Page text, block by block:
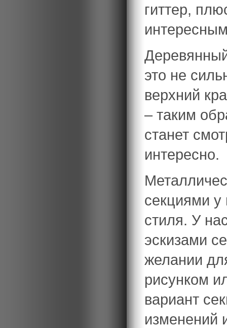
гиттер,
это не
верхний
– таким
станет
интересно.
секциями у
стиля. У
эскизами
желании
рисунком
вариант
изменений